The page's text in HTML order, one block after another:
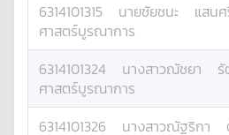
6314101315 นายชัยชนะ แสน
ศาสตร์บูรณาการ
6314101324 นางสาวณัชยา รั
ศาสตร์บูรณาการ
6314101326 นางสาวณัฐริกา